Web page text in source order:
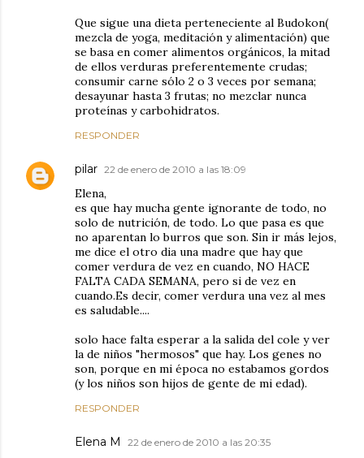
Que sigue una dieta perteneciente al Budokon(
mezcla de yoga, meditación y alimentación) que
se basa en comer alimentos orgánicos, la mitad
de ellos verduras preferentemente crudas;
consumir carne sólo 2 o 3 veces por semana;
desayunar hasta 3 frutas; no mezclar nunca
proteínas y carbohidratos.
RESPONDER
pilar 22 de enero de 2010 a las 18:09
Elena,
es que hay mucha gente ignorante de todo, no
solo de nutrición, de todo. Lo que pasa es que
no aparentan lo burros que son. Sin ir más lejos,
me dice el otro dia una madre que hay que
comer verdura de vez en cuando, NO HACE
FALTA CADA SEMANA, pero si de vez en
cuando.Es decir, comer verdura una vez al mes
es saludable....
solo hace falta esperar a la salida del cole y ver
la de niños "hermosos" que hay. Los genes no
son, porque en mi época no estabamos gordos
(y los niños son hijos de gente de mi edad).
RESPONDER
Elena M 22 de enero de 2010 a las 20:35